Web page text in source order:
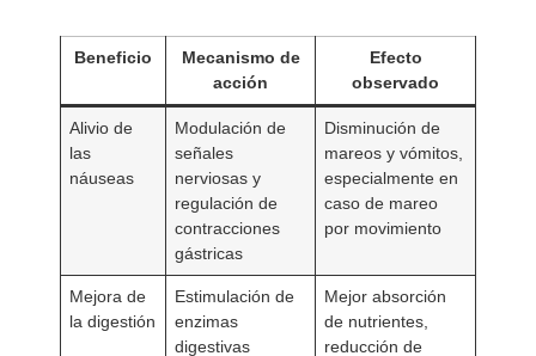
Beneficio
Mecanismo de
acción
Efecto
observado
Alivio de
las
náuseas
Modulación de
señales
nerviosas y
regulación de
contracciones
gástricas
Disminución de
mareos y vómitos,
especialmente en
caso de mareo
por movimiento
Mejora de
la digestión
Estimulación de
enzimas
digestivas
Mejor absorción
de nutrientes,
reducción de